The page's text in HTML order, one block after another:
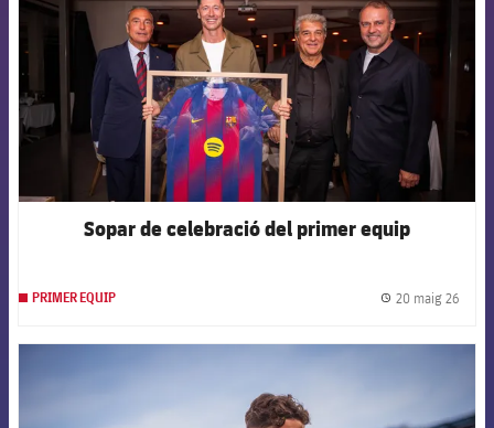
Sopar de celebració del primer equip
PRIMER EQUIP 20 maig 26